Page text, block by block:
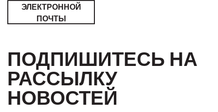
ЭЛЕКТРОННОЙ
ПОЧТЫ
ПОДПИШИТЕСЬ НА
РАССЫЛКУ
НОВОСТЕЙ